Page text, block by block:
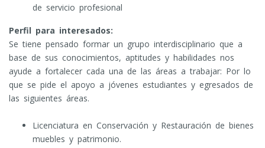
de servicio profesional
Perfil para interesados:
Se tiene pensado formar un grupo interdisciplinario que a
base de sus conocimientos, aptitudes y habilidades nos
ayude a fortalecer cada una de las áreas a trabajar: Por lo
que se pide el apoyo a jóvenes estudiantes y egresados de
las siguientes áreas.
Licenciatura en Conservación y Restauración de bienes
muebles y patrimonio.